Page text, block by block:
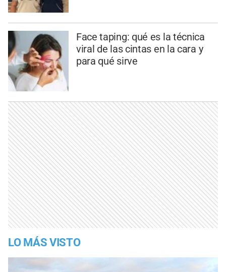
Face taping: qué es la técnica
viral de las cintas en la cara y
para qué sirve
LO MÁS VISTO